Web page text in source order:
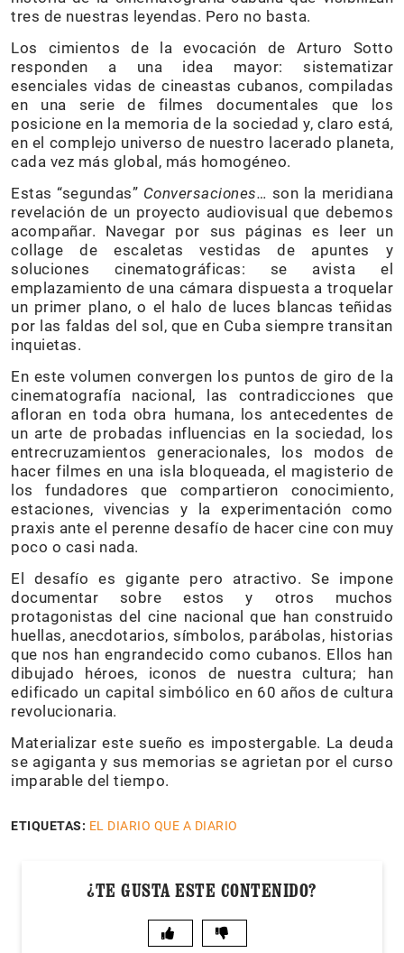
tres de nuestras leyendas. Pero no basta.
Los cimientos de la evocación de Arturo Sotto
responden a una idea mayor: sistematizar
esenciales vidas de cineastas cubanos, compiladas
en una serie de filmes documentales que los
posicione en la memoria de la sociedad y, claro está,
en el complejo universo de nuestro lacerado planeta,
cada vez más global, más homogéneo.
Estas “segundas” Conversaciones… son la meridiana
revelación de un proyecto audiovisual que debemos
acompañar. Navegar por sus páginas es leer un
collage de escaletas vestidas de apuntes y
soluciones cinematográficas: se avista el
emplazamiento de una cámara dispuesta a troquelar
un primer plano, o el halo de luces blancas teñidas
por las faldas del sol, que en Cuba siempre transitan
inquietas.
En este volumen convergen los puntos de giro de la
cinematografía nacional, las contradicciones que
afloran en toda obra humana, los antecedentes de
un arte de probadas influencias en la sociedad, los
entrecruzamientos generacionales, los modos de
hacer filmes en una isla bloqueada, el magisterio de
los fundadores que compartieron conocimiento,
estaciones, vivencias y la experimentación como
praxis ante el perenne desafío de hacer cine con muy
poco o casi nada.
El desafío es gigante pero atractivo. Se impone
documentar sobre estos y otros muchos
protagonistas del cine nacional que han construido
huellas, anecdotarios, símbolos, parábolas, historias
que nos han engrandecido como cubanos. Ellos han
dibujado héroes, iconos de nuestra cultura; han
edificado un capital simbólico en 60 años de cultura
revolucionaria.
Materializar este sueño es impostergable. La deuda
se agiganta y sus memorias se agrietan por el curso
imparable del tiempo.
ETIQUETAS: EL DIARIO QUE A DIARIO
¿TE GUSTA ESTE CONTENIDO?